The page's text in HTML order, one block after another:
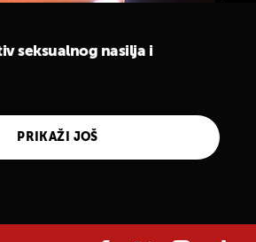
seksualnog nasilja i
PRIKAŽI JOŠ